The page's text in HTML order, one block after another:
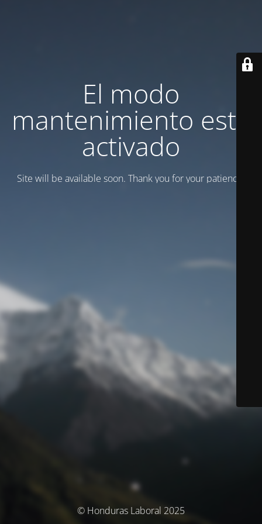
El modo
mantenimiento está
activado
Site will be available soon. Thank you for your patience!
© Honduras Laboral 2025